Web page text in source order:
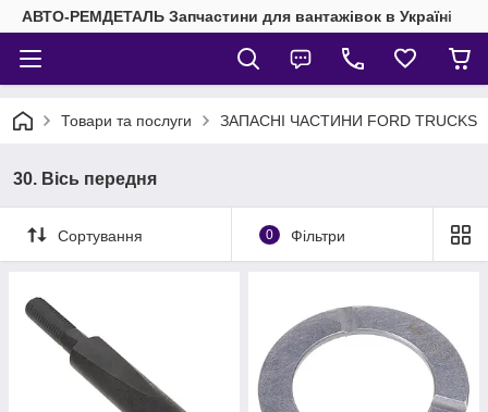
АВТО-РЕМДЕТАЛЬ Запчастини для вантажівок в Україні
Товари та послуги ЗАПАСНІ ЧАСТИНИ FORD TRUCKS
30. Вісь передня
Сортування 0 Фільтри